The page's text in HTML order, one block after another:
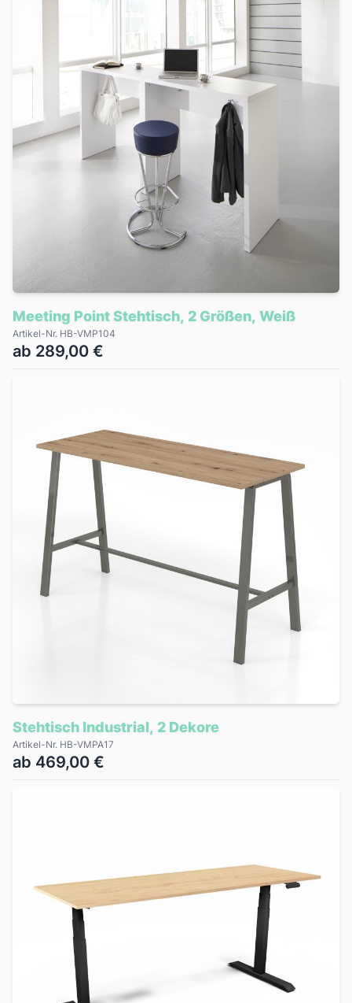
Meeting Point Stehtisch, 2 Größen, Weiß
Artikel-Nr. HB-VMP104
ab 289,00 €
Stehtisch Industrial, 2 Dekore
Artikel-Nr. HB-VMPA17
ab 469,00 €